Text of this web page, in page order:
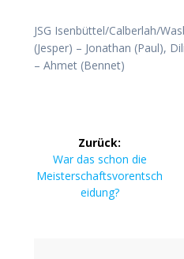
JSG Isenbüttel/​Calberlah/​
(Jes­per) – Jona­than (Paul),
– Ahmet (Ben­net)
Zurück:
Vorheriger
Beitrag:
War das schon die
Meisterschaftsvorentsch
eidung?